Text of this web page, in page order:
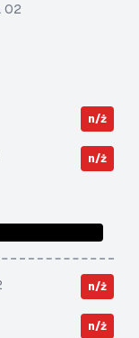
02
n/ż
n/ż
n/ż
n/ż